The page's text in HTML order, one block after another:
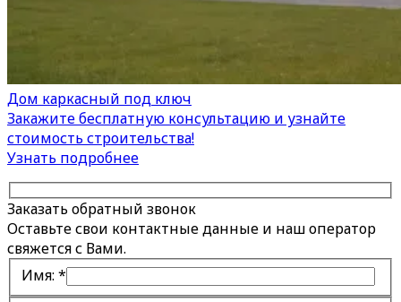
Дом каркасный под ключ
Закажите бесплатную консультацию и узнайте
стоимость строительства!
Узнать подробнее
Заказать обратный звонок
Оставьте свои контактные данные и наш оператор
свяжется с Вами.
Имя: *